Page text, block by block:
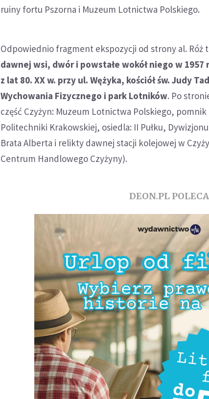
ruiny fortu Pszorna i Muzeum Lotnictwa Polskiego.
Odpowiednio fragment ekspozycji od strony al. Róż
dawnej wsi, dwór i powstałe wokół niego w
z lat 80. XX w. przy ul. Wężyka, kościół św. Judy
Wychowania Fizycznego i park Lotników. Po
część Czyżyn: Muzeum Lotnictwa Polskiego,
Politechniki Krakowskiej, osiedla: II Pułku, Dywizjonu
Brata Alberta i relikty dawnej stacji kolejowej w
Centrum Handlowego Czyżyny).
DEON.PL POLECA